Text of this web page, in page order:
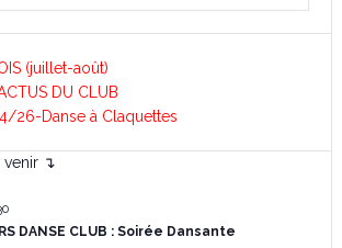
(juillet-août)
DU CLUB
26-Danse à Claquettes
venir ↴
DANSE CLUB : Soirée Dansante